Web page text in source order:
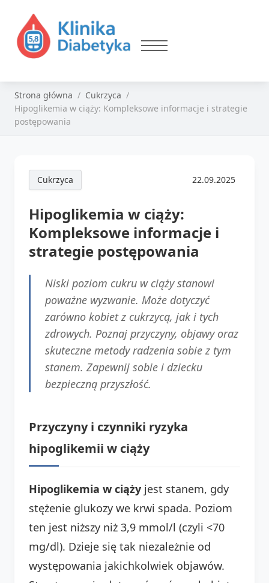
Strona główna
Cukrzyca
Hipoglikemia w ciąży: Kompleksowe informacje i strategie
postępowania
Cukrzyca 22.09.2025
Hipoglikemia w ciąży:
Kompleksowe informacje i
strategie postępowania
Niski poziom cukru w ciąży stanowi
poważne wyzwanie. Może dotyczyć
zarówno kobiet z cukrzycą, jak i tych
zdrowych. Poznaj przyczyny, objawy oraz
skuteczne metody radzenia sobie z tym
stanem. Zapewnij sobie i dziecku
bezpieczną przyszłość.
Przyczyny i czynniki ryzyka
hipoglikemii w ciąży
Hipoglikemia w ciąży jest stanem, gdy
stężenie glukozy we krwi spada. Poziom
ten jest niższy niż 3,9 mmol/l (czyli <70
mg/dl). Dzieje się tak niezależnie od
występowania jakichkolwiek objawów.